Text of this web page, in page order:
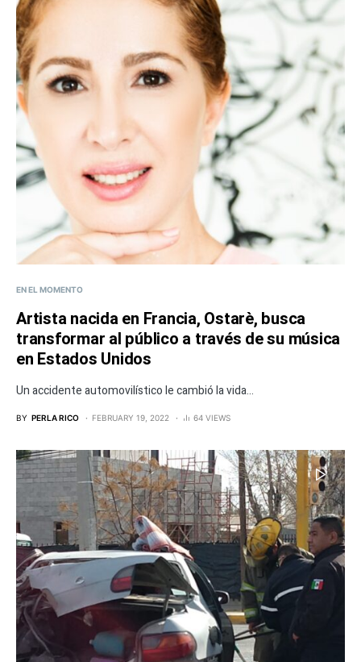
EN EL MOMENTO
Artista nacida en Francia, Ostarè, busca
transformar al público a través de su música
en Estados Unidos
Un accidente automovilístico le cambió la vida...
BY PERLA RICO FEBRUARY 19, 2022 64 VIEWS